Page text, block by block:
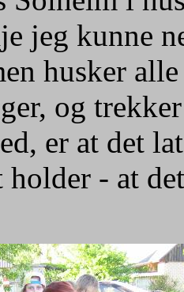
jeg kunne
husker
og
er at det
holder - at